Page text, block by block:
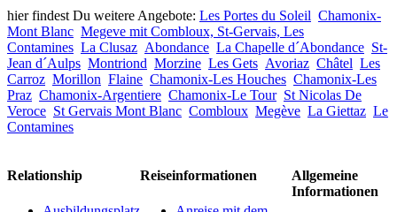
hier findest Du weitere Angebote: Les Portes du Soleil Chamonix-
Mont Blanc Megeve mit Combloux, St-Gervais, Les
Contamines La Clusaz Abondance La Chapelle d´Abondance St-
Jean d´Aulps Montriond Morzine Les Gets Avoriaz Châtel Les
Carroz Morillon Flaine Chamonix-Les Houches Chamonix-Les
Praz Chamonix-Argentiere Chamonix-Le Tour St Nicolas De
Veroce St Gervais Mont Blanc Combloux Megève La Giettaz Le
Contamines
Relationship Reiseinformationen
Allgemeine
Informationen